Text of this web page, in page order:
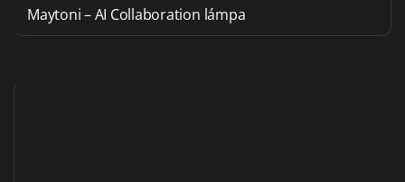
Maytoni – AI Collaboration lámpa